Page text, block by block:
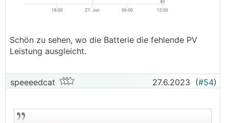
Schön zu sehen, wo die Batterie die fehlende PV
Leistung ausgleicht.
speeeedcat 27.6.2023 (#54)